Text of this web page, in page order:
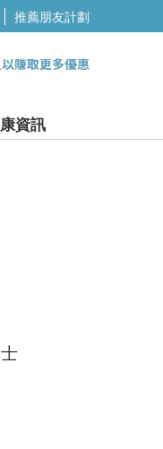
推薦朋友計劃
賺取更多優惠
資訊